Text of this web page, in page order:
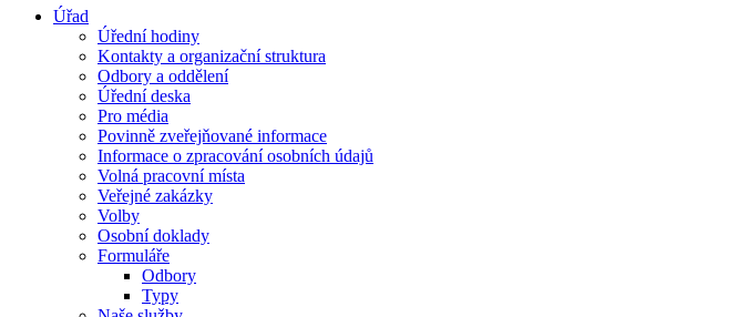
Úřad
Úřední hodiny
Kontakty a organizační struktura
Odbory a oddělení
Úřední deska
Pro média
Povinně zveřejňované informace
Informace o zpracování osobních údajů
Volná pracovní místa
Veřejné zakázky
Volby
Osobní doklady
Formuláře
Odbory
Typy